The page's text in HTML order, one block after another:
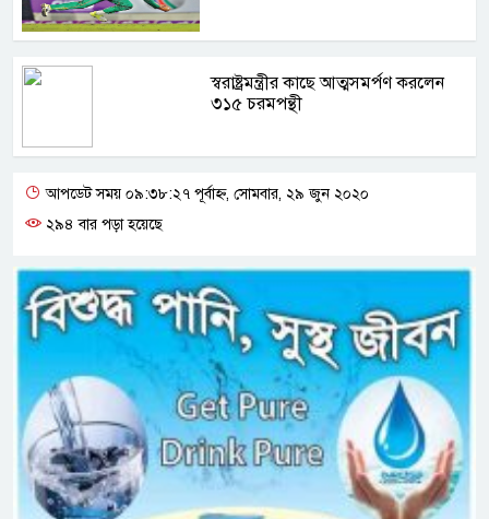
স্বরাষ্ট্রমন্ত্রীর কাছে আত্মসমর্পণ করলেন
৩১৫ চরমপন্থী
আপডেট সময় ০৯:৩৮:২৭ পূর্বাহ্ন, সোমবার, ২৯ জুন ২০২০
২৯৪ বার পড়া হয়েছে